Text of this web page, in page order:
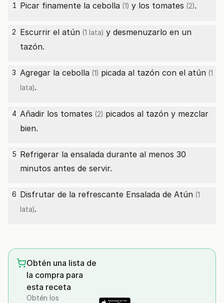
1 Picar finamente la cebolla (1) y los tomates (2).
2 Escurrir el atún (1 lata) y desmenuzarlo en un
tazón.
3 Agregar la cebolla (1) picada al tazón con el atún (1
lata).
4 Añadir los tomates (2) picados al tazón y mezclar
bien.
5 Refrigerar la ensalada durante al menos 30
minutos antes de servir.
6 Disfrutar de la refrescante Ensalada de Atún (1
lata).
Obtén una lista de
la compra para
esta receta
Obtén los